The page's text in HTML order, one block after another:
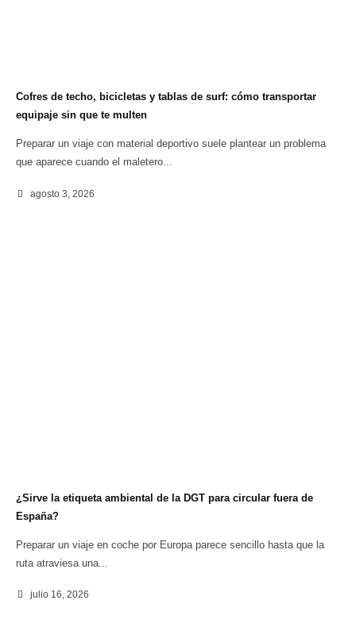
Cofres de techo, bicicletas y tablas de surf: cómo transportar
equipaje sin que te multen
Preparar un viaje con material deportivo suele plantear un problema
que aparece cuando el maletero...
agosto 3, 2026
¿Sirve la etiqueta ambiental de la DGT para circular fuera de
España?
Preparar un viaje en coche por Europa parece sencillo hasta que la
ruta atraviesa una...
julio 16, 2026